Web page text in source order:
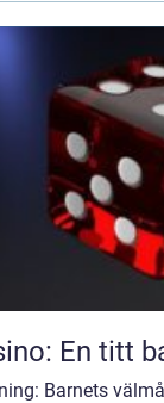
En titt
Barnets